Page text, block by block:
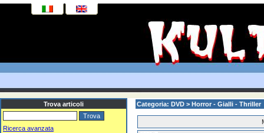
Trova articoli
Ricerca avanzata
Categoria: DVD > Horror - Gialli - Thriller